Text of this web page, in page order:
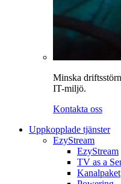
Minska
IT-miljö.
Kontakta oss
Uppkopplade tjänster
EzyStream
EzyStream
TV as a
Kanalpaket